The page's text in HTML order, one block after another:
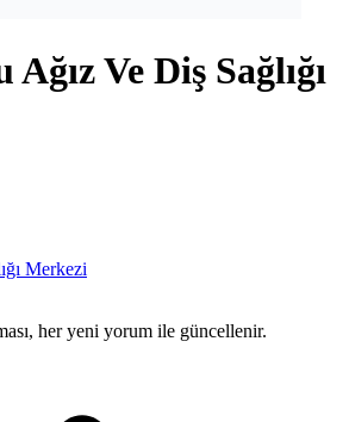
Ve Diş Sağlığı
Merkezi
her yeni yorum ile güncellenir.